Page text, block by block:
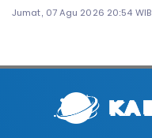
Jumat, 07 Agu 2026 20:54 WIB